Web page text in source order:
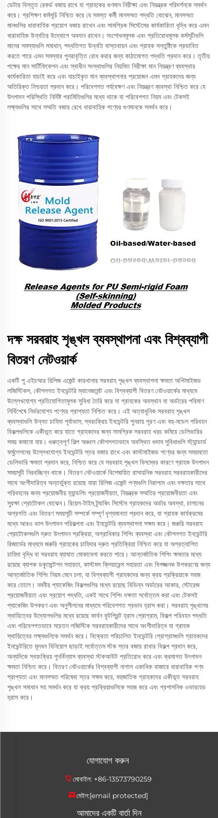
ডেটার বিস্তৃত রেকর্ড বজায় রাখে যা গ্রাহকের গুণমান নিরীক্ষা এবং নিয়ন্ত্রক পরিদর্শনকে সমর্থন
করে। প্রশিক্ষণ কর্মসূচি নিশ্চিত করে যে সমস্ত কর্মী মানসম্মত পদ্ধতি বোঝেন, মানসম্মত
মানগুলির ধারাবাহিক প্রয়োগ বজায় রাখেন এবং সামগ্রিক সিস্টেমের কার্যকারিতা বৃদ্ধি করে এমন
ধারাবাহিক উন্নতির উদ্যোগে অবদান রাখেন। সংশোধনমূলক এবং প্রতিরোধমূলক কর্মসূচীগুলি
মানের সমস্যাগুলি সমাধান, পদ্ধতিগত উন্নতি বাস্তবায়ন এবং গ্রাহক সন্তুষ্টিকে প্রভাবিত
করতে পারে এমন সমস্যার পুনরাবৃত্তি রোধ করার জন্য কাঠামোগত পদ্ধতি প্রদান করে। তৃতীয়
পক্ষের মান সার্টিফিকেশন এবং স্বাধীন সংস্থাগুলির নিয়মিত নিরীক্ষা মান নিয়ন্ত্রণ ব্যবস্থার
কার্যকারিতা যাচাই করে এবং যাচাইকৃত মান ব্যবস্থাপনার প্রয়োজন এমন গ্রাহকদের জন্য
অতিরিক্ত নিশ্চয়তা প্রদান করে। পরিবেশগত পর্যবেক্ষণ এবং নিয়ন্ত্রণ ব্যবস্থা নিশ্চিত করে যে
উৎপাদন পরিস্থিতি নির্দিষ্ট পরামিতিগুলির মধ্যে থাকে যা পরিবেশগত নিয়ম এবং টেকসই
লক্ষ্যগুলির সাথে সম্মতি বজায় রেখে ধারাবাহিক পণ্যের গুণমানকে সমর্থন করে।
দক্ষ সরবরাহ শৃঙ্খল ব্যবস্থাপনা এবং বিশ্বব্যাপী
বিতরণ নেটওয়ার্ক
একটি পু এইচআর রিলিজ এজেন্ট কারখানার সরবরাহ শৃঙ্খল ব্যবস্থাপনা ক্ষমতা অপ্টিমাইজড
লজিস্টিকস, কৌশলগত ইনভেন্টরি ম্যানেজমেন্ট এবং বিশ্বব্যাপী বিতরণ নেটওয়ার্কের মাধ্যমে
উল্লেখযোগ্য প্রতিযোগিতামূলক সুবিধা তৈরি করে যা গ্রাহকের অবস্থান বা অর্ডারের পরিমাণ
নির্বিশেষে নির্ভরযোগ্য পণ্যের প্রাপ্যতা নিশ্চিত করে। এই অত্যাধুনিক সরবরাহ শৃঙ্খল
ব্যবস্থাগুলি উন্নত চাহিদা পূর্বাভাস, স্বয়ংক্রিয় ইনভেন্টরি পুনরায় পূরণ এবং বহু-মডেল পরিবহন
বিকল্পগুলিকে একীভূত করে যাতে গ্রাহকদের জন্য সামগ্রিক সরবরাহ খরচ কমিয়ে ডেলিভারির
সময় কমানো যায়। গুরুত্বপূর্ণ শিল্প অঞ্চলে কৌশলগতভাবে অবস্থিত গুদাম সুবিধাগুলি স্ট্যান্ডার্ড
ফর্মুলেশনের উল্লেখযোগ্য ইনভেন্টরি স্তর বজায় রাখে এবং কাস্টমাইজড পণ্যের জন্য সময়মতো
ডেলিভারি ক্ষমতা প্রদান করে, নিশ্চিত করে যে সরবরাহ শৃঙ্খল বিলম্বের কারণে গ্রাহক উৎপাদন
সময়সূচী নিরবচ্ছিন্ন থাকে। বিতরণ নেটওয়ার্কে বিশেষায়িত রাসায়নিক সরবরাহ সরবরাহকারীদের
সাথে অংশীদারিত্ব অন্তর্ভুক্ত রয়েছে যারা রিলিজ এজেন্ট পণ্যগুলি নিরাপদে এবং দক্ষতার সাথে
পরিবহনের জন্য প্রয়োজনীয় হ্যান্ডলিং প্রয়োজনীয়তা, নিয়ন্ত্রক সম্মতির প্রয়োজনীয়তা এবং
সুরক্ষা প্রোটোকল বোঝেন। রিয়েল-টাইম ট্র্যাকিং সিস্টেম গ্রাহকদের অর্ডার অবস্থা, চালানের
অগ্রগতি এবং বিতরণ সময়সূচী সম্পর্কে সম্পূর্ণ দৃশ্যমানতা প্রদান করে, যা গ্রাহক কার্যক্রমের
মধ্যে আরও ভাল উৎপাদন পরিকল্পনা এবং ইনভেন্টরি ব্যবস্থাপনা সক্ষম করে। জরুরি সরবরাহ
প্রোটোকলগুলি দ্রুত উৎপাদন প্রক্রিয়া, অগ্রাধিকার শিপিং ব্যবস্থা এবং কৌশলগত ইনভেন্টরি
রিজার্ভের মাধ্যমে জরুরি গ্রাহকের চাহিদার দ্রুত প্রতিক্রিয়া নিশ্চিত করে যা অপ্রত্যাশিত
চাহিদা বৃদ্ধি বা সরবরাহ ব্যাঘাত মোকাবেলা করতে পারে। আন্তর্জাতিক শিপিং ক্ষমতার মধ্যে
রয়েছে ব্যাপক ডকুমেন্টেশন সহায়তা, কাস্টমস ক্লিয়ারেন্স সহায়তা এবং বিপজ্জনক উপকরণের জন্য
আন্তর্জাতিক শিপিং নিয়ম মেনে চলা, যা বিশ্বব্যাপী গ্রাহকদের জন্য ক্রয় প্রক্রিয়াকে সহজ
করে তোলে। নমনীয় প্যাকেজিং বিকল্পগুলির মধ্যে রয়েছে বিভিন্ন অর্ডারের আকার, স্টোরেজ
প্রয়োজনীয়তা এবং প্রয়োগ পদ্ধতি, একই সাথে শিপিং দক্ষতা সর্বোত্তম করা এবং টেকসই
প্যাকেজিং উপকরণ এবং অনুশীলনের মাধ্যমে পরিবেশগত প্রভাব হ্রাস করা। সরবরাহ শৃঙ্খলের
স্থায়িত্বের উদ্যোগগুলির মধ্যে রয়েছে কার্বন ফুটপ্রিন্ট হ্রাস প্রোগ্রাম, বিকল্প পরিবহন পদ্ধতি
এবং পরিবেশগতভাবে সচেতন লজিস্টিক সরবরাহকারীদের সাথে অংশীদারিত্ব যা গ্রাহক
স্থায়িত্বের লক্ষ্যগুলিকে সমর্থন করে। বিক্রেতা পরিচালিত ইনভেন্টরি প্রোগ্রামগুলি গ্রাহকদের
ইনভেন্টরিতে মূলধন বিনিয়োগ ছাড়াই সর্বোত্তম স্টক স্তর বজায় রাখার বিকল্প প্রদান করে,
অন্যদিকে স্বয়ংক্রিয় পুনর্বিন্যাস ব্যবস্থা স্টকআউট প্রতিরোধ করে এবং ক্রমাগত উৎপাদন
ক্ষমতা নিশ্চিত করে। বিতরণ নেটওয়ার্কের বিশ্বব্যাপী নাগাল একাধিক বাজারে ধারাবাহিক পণ্য
প্রাপ্যতা এবং মানসম্মত পরিষেবা স্তর সক্ষম করে, বহুজাতিক গ্রাহকদের একীভূত সরবরাহ
শৃঙ্খল সমাধান সহ সমর্থন করে যা ক্রয় প্রক্রিয়াগুলিকে সহজ করে এবং প্রশাসনিক ওভারহেড
হ্রাস করে।
যোগাযোগ করুন
মোবাইল: +86-13573790259
মেইল:[email protected]
আমাদের একটি বার্তা দিন